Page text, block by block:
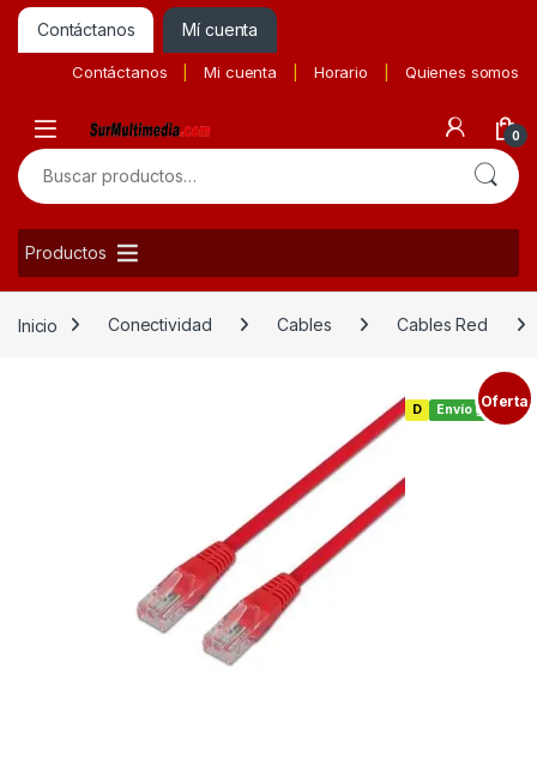
Contáctanos Mí cuenta
Contáctanos Mi cuenta Horario Quienes somos
0
Buscar por:
Productos
Inicio Conectividad Cables Cables Red
Envío gratis
D Oferta